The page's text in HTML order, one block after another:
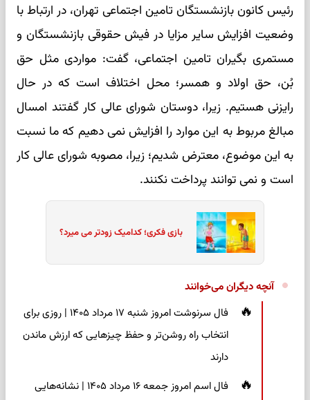
رئیس کانون بازنشستگان تامین اجتماعی تهران، در ارتباط با
وضعیت افزایش سایر مزایا در فیش حقوقی بازنشستگان و
مستمری بگیران تامین اجتماعی، گفت: مواردی مثل حق
بُن، حق اولاد و همسر؛ محل اختلاف است که در حال
رایزنی هستیم. زیرا، دوستان شورای عالی کار گفتند امسال
مبالغ مربوط به این موارد را افزایش نمی دهیم که ما نسبت
به این موضوع، معترض شدیم؛ زیرا، مصوبه شورای عالی کار
است و نمی توانند پرداخت نکنند.
بازی فکری؛ کدامیک زودتر می میرد؟
آنچه دیگران می‌خوانند
فال سرنوشت امروز شنبه ۱۷ مرداد ۱۴۰۵ | روزی برای
انتخاب راه روشن‌تر و حفظ چیزهایی که ارزش ماندن
دارند
فال اسم امروز جمعه ۱۶ مرداد ۱۴۰۵ | نشانه‌هایی